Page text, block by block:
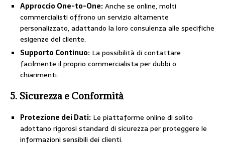
Approccio One-to-One:Anche se online, molti
commercialisti offrono un servizio altamente
personalizzato, adattando la loro consulenza alle specifiche
esigenze del cliente.
Supporto Continuo: La possibilità di contattare
facilmente il proprio commercialista per dubbi o
chiarimenti.
5. Sicurezza e Conformità
Protezione dei Dati: Le piattaforme online di solito
adottano rigorosi standard di sicurezza per proteggere le
informazioni sensibili dei clienti.